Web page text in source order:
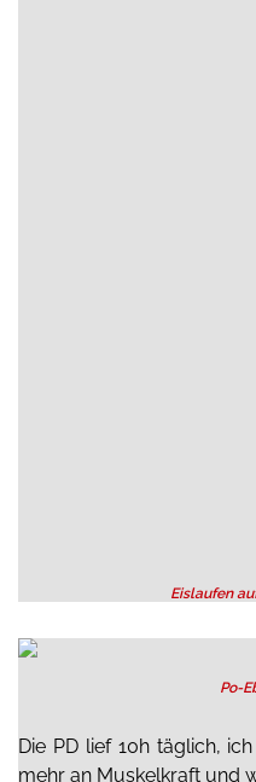
Eislaufen
Po-
Die PD lief 10h täglich,
mehr an Muskelkraft und